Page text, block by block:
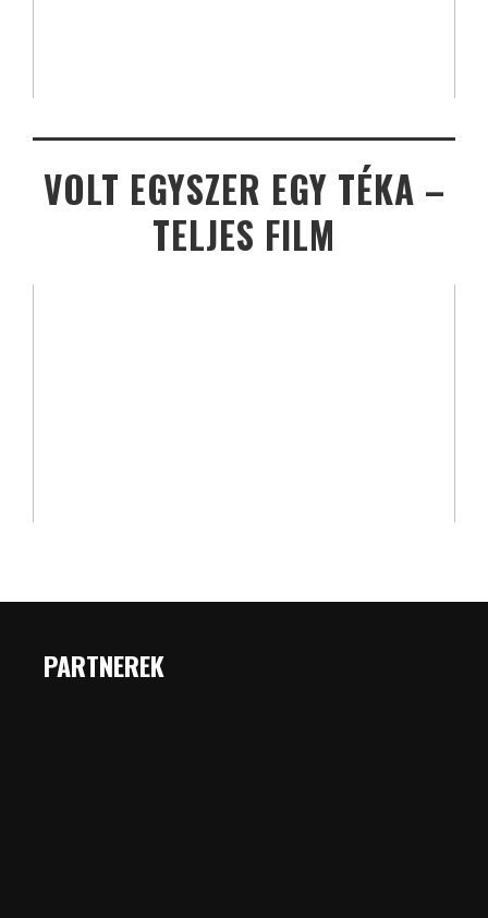
VOLT EGYSZER EGY TÉKA –
TELJES FILM
PARTNEREK